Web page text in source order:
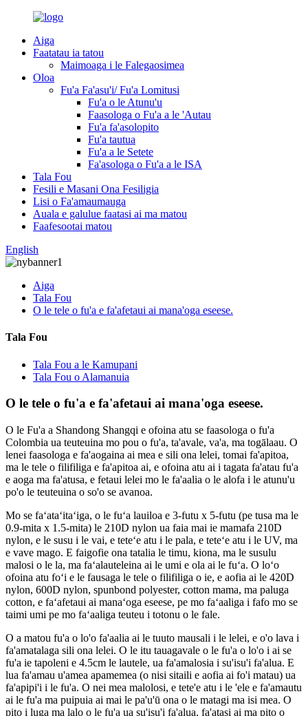
Aiga
Faatatau ia tatou
Maimoaga i le Falegaosimea
Oloa
Fu'a Fa'asu'i/ Fu'a Lomitusi
Fu'a o le Atunu'u
Faasologa o Fu'a a le 'Autau
Fu'a fa'asolopito
Fu'a tautua
Fu'a a le Setete
Fa'asologa o Fu'a a le ISA
Tala Fou
Fesili e Masani Ona Fesiligia
Lisi o Fa'amaumauga
Auala e galulue faatasi ai ma matou
Faafesootai matou
English
Aiga
Tala Fou
O le tele o fu'a e fa'afetaui ai mana'oga eseese.
Tala Fou
Tala Fou a le Kamupani
Tala Fou o Alamanuia
O le tele o fu'a e fa'afetaui ai mana'oga eseese.
O le Fu'a a Shandong Shangqi e ofoina atu se faasologa o fu'a
Colombia ua teuteuina mo pou o fu'a, ta'avale, va'a, ma togālaau. O
lenei faasologa e fa'aogaina ai mea e sili ona lelei, tomai fa'apitoa,
ma le tele o filifiliga e fa'apitoa ai, e ofoina atu ai i tagata fa'atau fu'a
e aoga ma fa'atusa, e fetaui lelei mo le fa'aalia o le alofa i le atunu'u
po'o le teuteuina o so'o se avanoa.
Mo se faʻataʻitaʻiga, o le fuʻa lauiloa e 3-futu x 5-futu (pe tusa ma le
0.9-mita x 1.5-mita) le 210D nylon ua faia mai ie mamafa 210D
nylon, e le susu i le vai, e teteʻe atu i le pala, e teteʻe atu i le UV, ma
e vave mago. E faigofie ona tatalia le timu, kiona, ma le susulu
malosi o le la, ma faʻalauteleina ai le umi e ola ai le fuʻa. O loʻo
ofoina atu foʻi e le fausaga le tele o filifiliga o ie, e aofia ai le 420D
nylon, 600D nylon, spunbond polyester, cotton mama, ma paluga
cotton, e faʻafetaui ai manaʻoga eseese, pe mo faʻaaliga i fafo mo se
taimi umi pe mo faʻaaliga teuteu i totonu o le fale.
O a matou fu'a o lo'o fa'aalia ai le tuuto mausali i le lelei, e o'o lava i
fa'amatalaga sili ona lelei. O le itu tauagavale o le fu'a o lo'o i ai se
fu'a ie tapoleni e 4.5cm le lautele, ua fa'amalosia i su'isu'i fa'alua. E
lua fa'amau u'amea apamemea (o nisi sitaili e aofia ai fo'i matau) ua
fa'apipi'i i le fu'a. O nei mea malolosi, e tete'e atu i le 'ele e fa'amautu
ai le fu'a ma puipuia ai mai le pa'u'ū ona o le matagi ma isi mea. O
pito i luga ma lalo o le fu'a ua su'isu'i fa'alua, fa'atasi ai ma pito o